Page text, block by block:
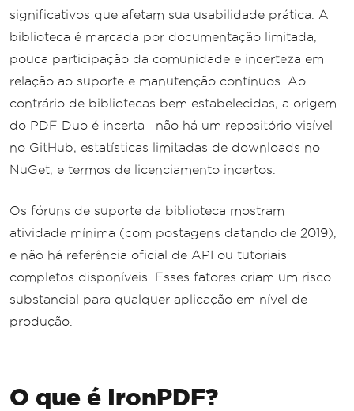
significativos que afetam sua usabilidade prática. A
biblioteca é marcada por documentação limitada,
pouca participação da comunidade e incerteza em
relação ao suporte e manutenção contínuos. Ao
contrário de bibliotecas bem estabelecidas, a origem
do PDF Duo é incerta—não há um repositório visível
no GitHub, estatísticas limitadas de downloads no
NuGet, e termos de licenciamento incertos.
Os fóruns de suporte da biblioteca mostram
atividade mínima (com postagens datando de 2019),
e não há referência oficial de API ou tutoriais
completos disponíveis. Esses fatores criam um risco
substancial para qualquer aplicação em nível de
produção.
O que é IronPDF?